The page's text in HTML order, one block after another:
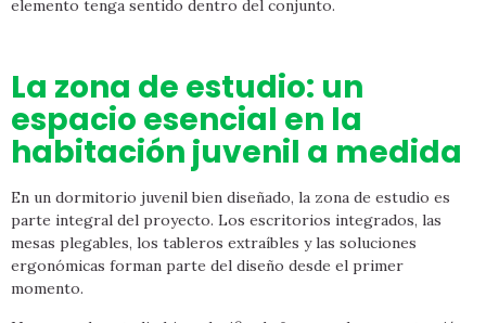
elemento tenga sentido dentro del conjunto.
La zona de estudio: un
espacio esencial en la
habitación juvenil a medida
En un dormitorio juvenil bien diseñado, la zona de estudio es
parte integral del proyecto. Los escritorios integrados, las
mesas plegables, los tableros extraíbles y las soluciones
ergonómicas forman parte del diseño desde el primer
momento.